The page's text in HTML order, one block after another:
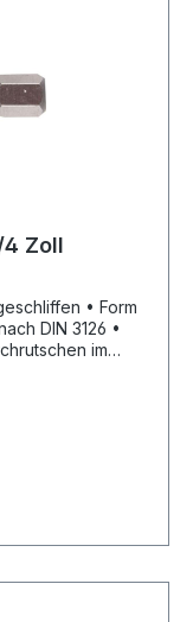
4 Zoll
DIN 3126 •
im